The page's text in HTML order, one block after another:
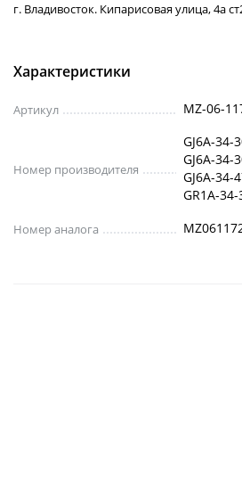
г. Владивосток. Кипарисовая улица, 4а
Характеристики
Артикул MZ-06-
Номер производителя
GJ6A-34-
GJ6A-34-
GJ6A-34-
GR1A-
Номер аналога